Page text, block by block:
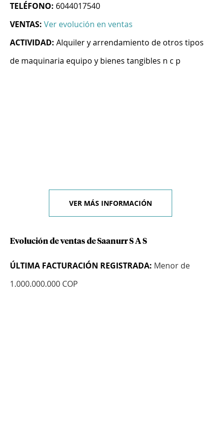
TELÉFONO: 6044017540
VENTAS: Ver evolución en ventas
ACTIVIDAD: Alquiler y arrendamiento de otros tipos
de maquinaria equipo y bienes tangibles n c p
VER MÁS INFORMACIÓN
Evolución de ventas de Saanurr S A S
ÚLTIMA FACTURACIÓN REGISTRADA: Menor de
1.000.000.000 COP